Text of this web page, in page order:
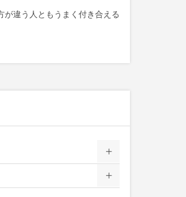
が違う人ともうまく付き合える